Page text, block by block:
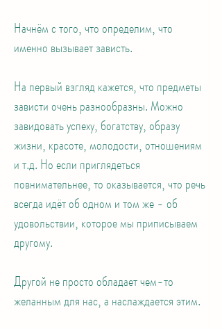
Начнём с того, что определим, что
именно вызывает зависть.
На первый взгляд кажется, что предметы
зависти очень разнообразны. Можно
завидовать успеху, богатству, образу
жизни, красоте, молодости, отношениям
и т.д. Но если приглядеться
повнимательнее, то оказывается, что речь
всегда идёт об одном и том же - об
удовольствии, которое мы приписываем
другому.
Другой не просто обладает чем-то
желанным для нас, а наслаждается этим.